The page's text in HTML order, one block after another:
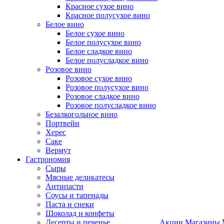
Красное сухое вино
Красное полусухое вино
Белое вино
Белое сухое вино
Белое полусухое вино
Белое сладкое вино
Белое полусладкое вино
Розовое вино
Розовое сухое вино
Розовое полусухое вино
Розовое сладкое вино
Розовое полусладкое вино
Безалкогольное вино
Портвейн
Херес
Саке
Вермут
Гастрономия
Сыры
Мясные деликатесы
Антипасти
Соусы и тапенады
Паста и снеки
Шоколад и конфеты
Десерты и печенье
Акции Магазины